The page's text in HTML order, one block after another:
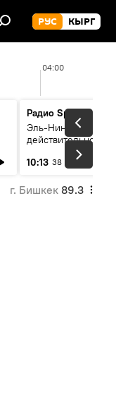
РУС КЫРГ
04:00
Радио Sputnik
Эль-Ниньо, жара и
действительно
погоду в
10:13 38 мин
г. Бишкек 89.3